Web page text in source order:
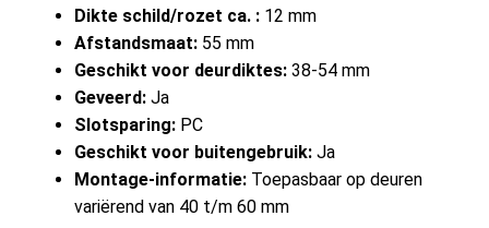
Dikte schild/rozet ca. : 12 mm
Afstandsmaat: 55 mm
Geschikt voor deurdiktes: 38-54 mm
Geveerd: Ja
Slotsparing: PC
Geschikt voor buitengebruik: Ja
Montage-informatie: Toepasbaar op deuren
variërend van 40 t/m 60 mm